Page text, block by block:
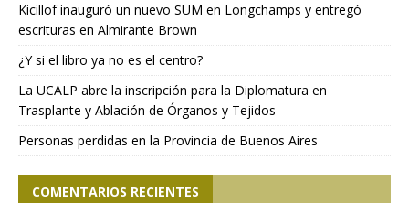
Kicillof inauguró un nuevo SUM en Longchamps y entregó
escrituras en Almirante Brown
¿Y si el libro ya no es el centro?
La UCALP abre la inscripción para la Diplomatura en
Trasplante y Ablación de Órganos y Tejidos
Personas perdidas en la Provincia de Buenos Aires
COMENTARIOS RECIENTES